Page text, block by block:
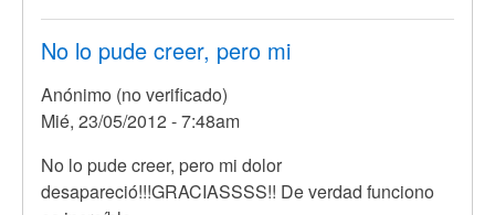
si
será
de
por
(no
verificado)
No lo pude creer, pero mi
Anónimo (no verificado)
Mié, 23/05/2012 - 7:48am
No lo pude creer, pero mi dolor
desapareció!!!GRACIASSSS!! De verdad funciono